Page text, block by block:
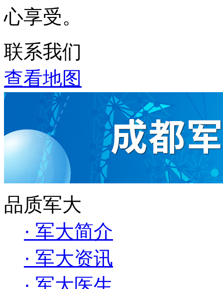
心享受。
联系我们
查看地图
品质军大
· 军大简介
· 军大资讯